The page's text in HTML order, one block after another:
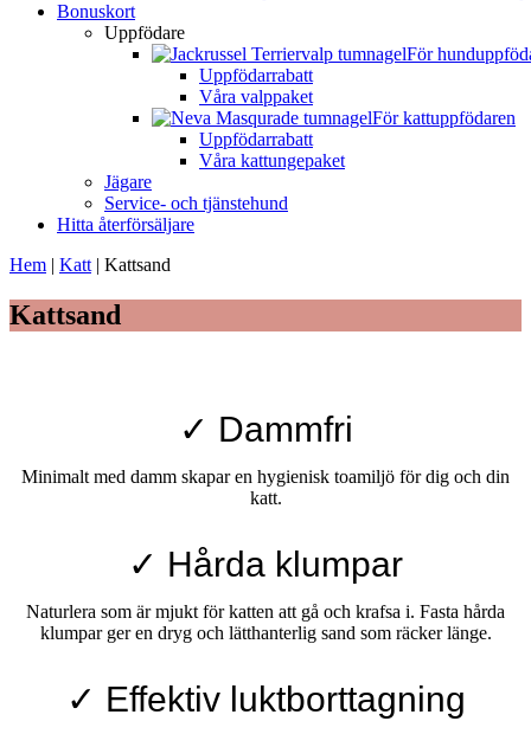
Bonuskort
Uppfödare
För
Uppfödarrabatt
Våra valppaket
För kattuppfödaren
Uppfödarrabatt
Våra kattungepaket
Jägare
Service- och tjänstehund
Hitta återförsäljare
Hem | Katt | Kattsand
Kattsand
✓ Dammfri
Minimalt med damm skapar en hygienisk toamiljö för dig och din
katt.
✓ Hårda klumpar
Naturlera som är mjukt för katten att gå och krafsa i. Fasta hårda
klumpar ger en dryg och lätthanterlig sand som räcker länge.
✓ Effektiv luktborttagning